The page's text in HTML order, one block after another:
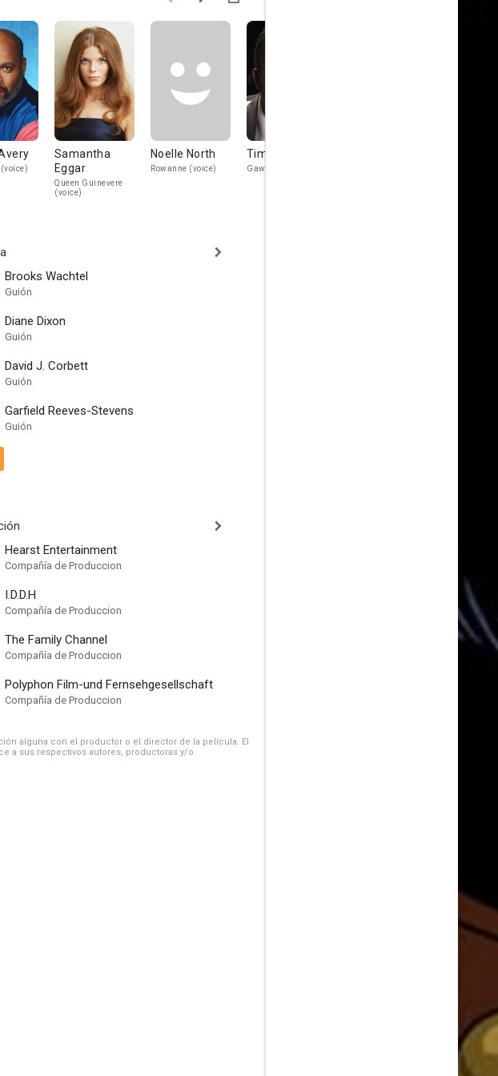
Samantha
Eggar
Queen Guinevere
(voice)
Noelle North
Rowanne (voice)
Tim Curry
Gawain (voice)
Brooks Wachtel
Guión
Diane Dixon
Guión
David J. Corbett
Guión
Garfield Reeves-Stevens
Guión
Hearst Entertainment
Compañía de Produccion
I.D.D.H
Compañía de Produccion
The Family Channel
Compañía de Produccion
Polyphon Film-und Fernsehgesellschaft
Compañía de Produccion
alguna con el productor o el director de la película. El
a sus respectivos autores, productoras y/o